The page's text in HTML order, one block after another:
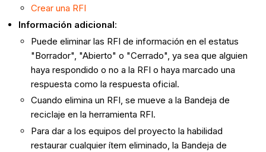
Crear una RFI
Información adicional:
Puede eliminar las RFI de información en el estatus
"Borrador", "Abierto" o "Cerrado", ya sea que alguien
haya respondido o no a la RFI o haya marcado una
respuesta como la respuesta oficial.
Cuando elimina un RFI, se mueve a la Bandeja de
reciclaje en la herramienta RFI.
Para dar a los equipos del proyecto la habilidad
restaurar cualquier ítem eliminado, la Bandeja de